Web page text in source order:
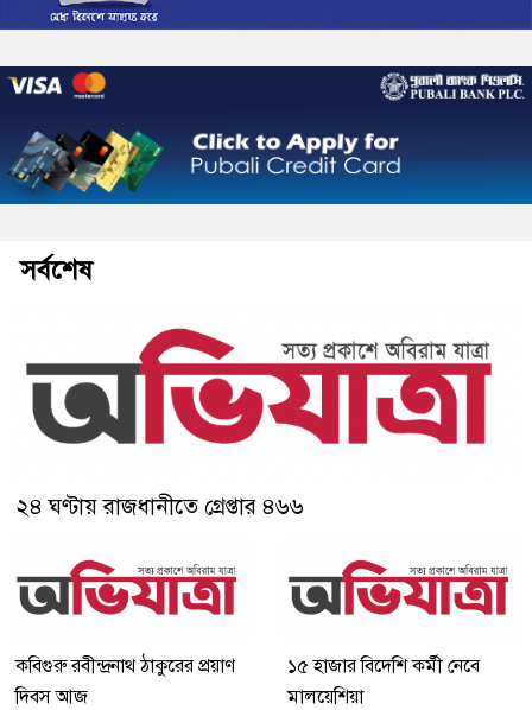
সর্বশেষ
২৪ ঘণ্টায় রাজধানীতে গ্রেপ্তার ৪৬৬
কবিগুরু রবীন্দ্রনাথ ঠাকুরের প্রয়াণ
দিবস আজ
১৫ হাজার বিদেশি কর্মী নেবে
মালয়েশিয়া